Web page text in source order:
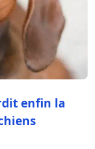
enfin la